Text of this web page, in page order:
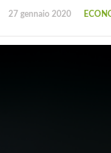
27 gennaio 2020